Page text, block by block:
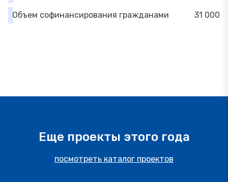
Объем софинансирования гражданами 31 000
Еще проекты этого года
посмотреть каталог проектов